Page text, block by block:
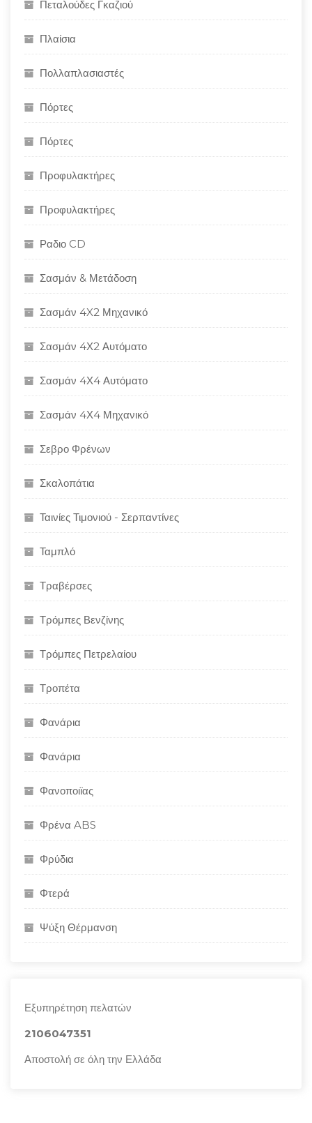
Πεταλούδες Γκαζιού
Πλαίσια
Πολλαπλασιαστές
Πόρτες
Πόρτες
Προφυλακτήρες
Προφυλακτήρες
Ραδιο CD
Σασμάν & Μετάδοση
Σασμάν 4X2 Μηχανικό
Σασμάν 4Χ2 Αυτόματο
Σασμάν 4Χ4 Αυτόματο
Σασμάν 4Χ4 Μηχανικό
Σεβρο Φρένων
Σκαλοπάτια
Ταινίες Τιμονιού - Σερπαντίνες
Ταμπλό
Τραβέρσες
Τρόμπες Βενζίνης
Τρόμπες Πετρελαίου
Τροπέτα
Φανάρια
Φανάρια
Φανοποιϊας
Φρένα ABS
Φρύδια
Φτερά
Ψύξη Θέρμανση
Εξυπηρέτηση πελατών
2106047351
Αποστολή σε όλη την Ελλάδα